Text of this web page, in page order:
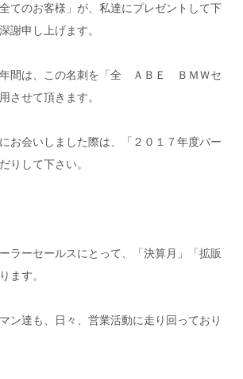
のお客様」が、私達にプレゼントして下
謝申し上げます。
間は、この名刺を「全 ＡＢＥ ＢＭＷセ
させて頂きます。
お会いしました際は、「２０１７年度バー
りして下さい。
ラーセールスにとって、「決算月」「拡販
ます。
ン達も、日々、営業活動に走り回っており